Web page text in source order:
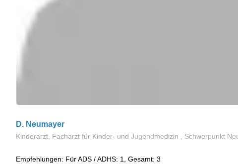
D. Neumayer
Kinderarzt, Facharzt für Kinder- und Jugendmedizin , Schwerpunkt
Empfehlungen: Für ADS / ADHS: 1, Gesamt: 3